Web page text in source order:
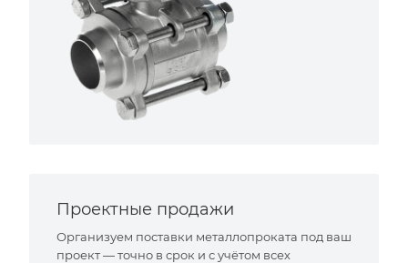
Проектные продажи
Организуем поставки металлопроката под ваш
проект — точно в срок и с учётом всех